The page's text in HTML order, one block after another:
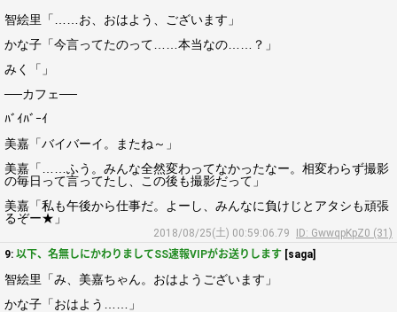
智絵里「……お、おはよう、ございます」
かな子「今言ってたのって……本当なの……？」
みく「」
──カフェ──
ﾊﾞｲﾊﾞｰｲ
美嘉「バイバーイ。またね～」
美嘉「……ふう。みんな全然変わってなかったなー。相変わらず撮影
の毎日って言ってたし、この後も撮影だって」
美嘉「私も午後から仕事だ。よーし、みんなに負けじとアタシも頑張
るぞー★」
2018/08/25(土) 00:59:06.79
ID: GwwqpKpZ0 (31)
9: 以下、名無しにかわりましてSS速報VIPがお送りします [saga]
智絵里「み、美嘉ちゃん。おはようございます」
かな子「おはよう……」